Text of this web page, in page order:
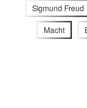
Sigmund Freud
Macht